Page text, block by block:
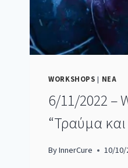
WORKSHOPS | ΝΕΑ
6/11/2022 –
“Τραύμα
ByInnerCure 10/10/